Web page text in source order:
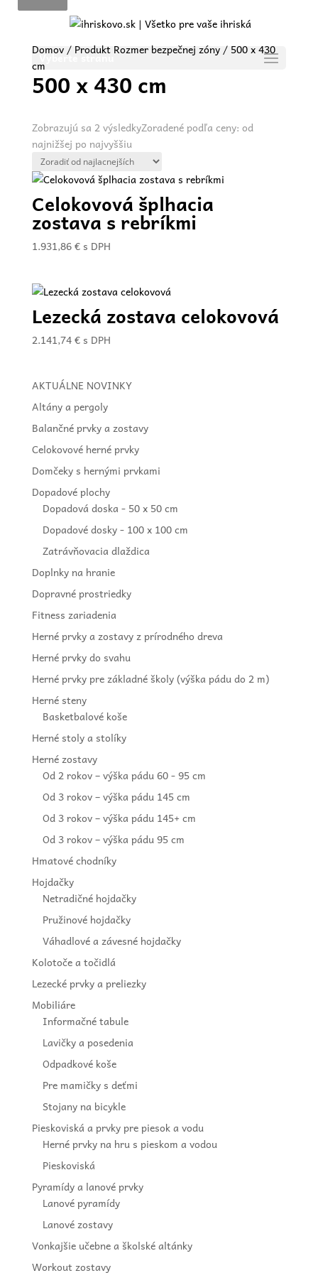
Vyberte stranu
Domov/ Produkt Rozmer bezpečnej zóny / 500 x 430
cm
500 x 430 cm
Zobrazujú sa 2 výsledkyZoradené podľa ceny: od
najnižšej po najvyššiu
Celokovová šplhacia
zostava s rebríkmi
1.931,86€ s DPH
Lezecká zostava celokovová
2.141,74€ s DPH
AKTUÁLNE NOVINKY
Altány a pergoly
Balančné prvky a zostavy
Celokovové herné prvky
Domčeky s hernými prvkami
Dopadové plochy
Dopadová doska - 50 x 50 cm
Dopadové dosky - 100 x 100 cm
Zatrávňovacia dlaždica
Doplnky na hranie
Dopravné prostriedky
Fitness zariadenia
Herné prvky a zostavy z prírodného dreva
Herné prvky do svahu
Herné prvky pre základné školy (výška pádu do 2 m)
Herné steny
Basketbalové koše
Herné stoly a stolíky
Herné zostavy
Od 2 rokov – výška pádu 60 - 95 cm
Od 3 rokov – výška pádu 145 cm
Od 3 rokov – výška pádu 145+ cm
Od 3 rokov – výška pádu 95 cm
Hmatové chodníky
Hojdačky
Netradičné hojdačky
Pružinové hojdačky
Váhadlové a závesné hojdačky
Kolotoče a točidlá
Lezecké prvky a preliezky
Mobiliáre
Informačné tabule
Lavičky a posedenia
Odpadkové koše
Pre mamičky s deťmi
Stojany na bicykle
Pieskoviská a prvky pre piesok a vodu
Herné prvky na hru s pieskom a vodou
Pieskoviská
Pyramídy a lanové prvky
Lanové pyramídy
Lanové zostavy
Vonkajšie učebne a školské altánky
Workout zostavy